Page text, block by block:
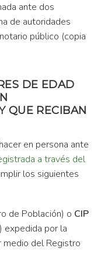
ante dos
de autoridades
público (copia
DE EDAD
QUE RECIBAN
en persona ante
a través del
los siguientes
de Población) o CIP
expedida por la
medio del Registro